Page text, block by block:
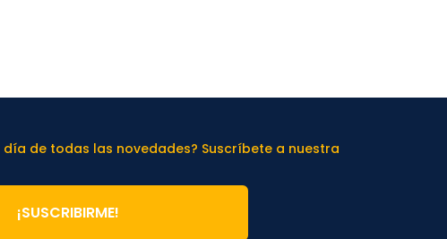
día de todas las novedades? Suscríbete a nuestra
¡SUSCRIBIRME!